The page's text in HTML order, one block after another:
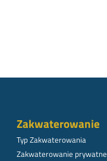
Zakwaterowanie
Typ Zakwaterowania
Zakwaterowanie prywatne